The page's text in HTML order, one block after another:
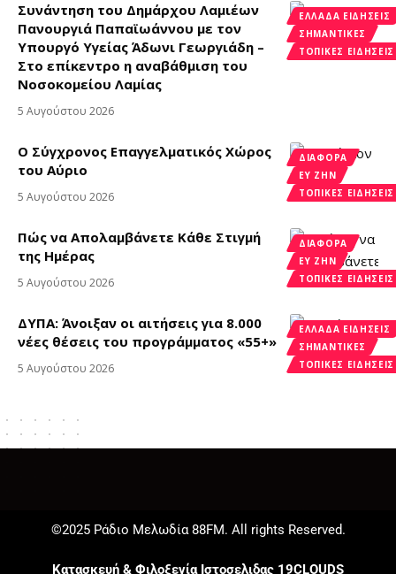
ΕΛΛΆΔΑ ΕΙΔΉΣΕΙΣ
ΣΗΜΑΝΤΙΚΈΣ
ΤΟΠΙΚΈΣ ΕΙΔΉΣΕΙΣ
Συνάντηση του Δημάρχου Λαμιέων
Πανουργιά Παπαϊωάννου με τον
Υπουργό Υγείας Άδωνι Γεωργιάδη –
Στο επίκεντρο η αναβάθμιση του
Νοσοκομείου Λαμίας
5 Αυγούστου 2026
ΔΙΑΦΟΡΑ
ΕΥ ΖΗΝ
ΤΟΠΙΚΈΣ ΕΙΔΉΣΕΙΣ
Ο Σύγχρονος Επαγγελματικός Χώρος
του Αύριο
5 Αυγούστου 2026
ΔΙΑΦΟΡΑ
ΕΥ ΖΗΝ
ΤΟΠΙΚΈΣ ΕΙΔΉΣΕΙΣ
Πώς να Απολαμβάνετε Κάθε Στιγμή
της Ημέρας
5 Αυγούστου 2026
ΕΛΛΆΔΑ ΕΙΔΉΣΕΙΣ
ΣΗΜΑΝΤΙΚΈΣ
ΤΟΠΙΚΈΣ ΕΙΔΉΣΕΙΣ
ΔΥΠΑ: Άνοιξαν οι αιτήσεις για 8.000
νέες θέσεις του προγράμματος «55+»
5 Αυγούστου 2026
©2025 Ράδιο Μελωδία 88FM. All rights Reserved.
Κατασκευή & Φιλοξενία Ιστοσελιδας 19CLOUDS